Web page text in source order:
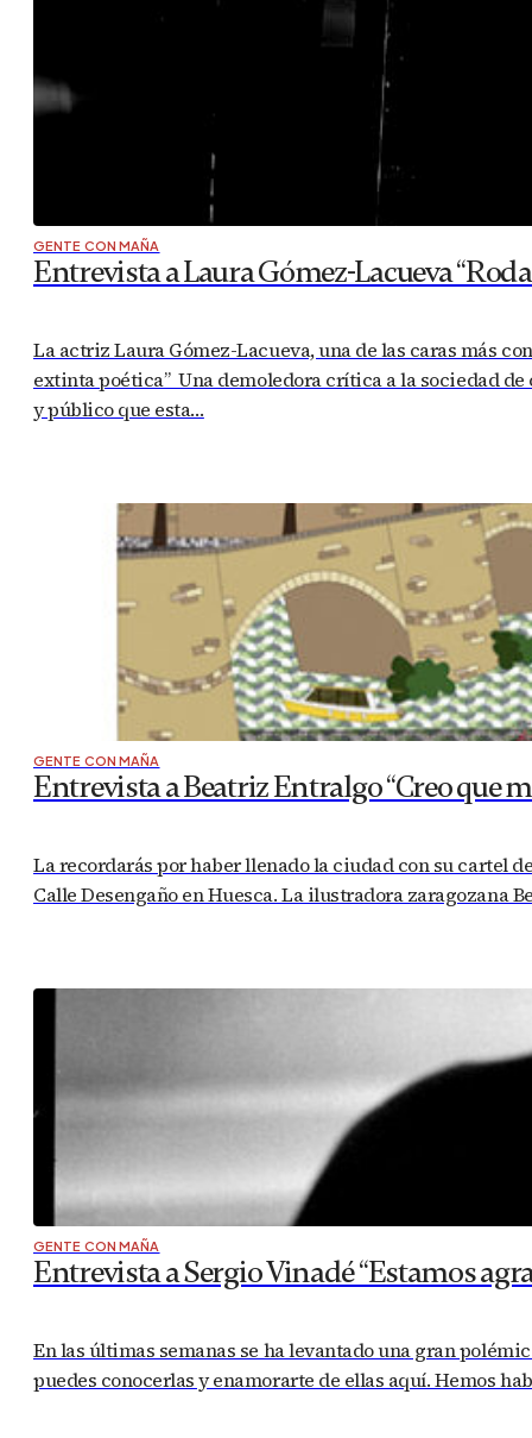
GENTE CON MAÑA
Entrevista a Laura Gómez-Lacueva
La actriz Laura Gómez-Lacueva, una de las caras más
extinta poética” Una demoledora crítica a la sociedad
y público que esta…
GENTE CON MAÑA
Entrevista a Beatriz Entralgo “Creo que
La recordarás por haber llenado la ciudad con su cartel
Calle Desengaño en Huesca. La ilustradora zaragozana
GENTE CON MAÑA
Entrevista a Sergio Vinadé “Estamos
En las últimas semanas se ha levantado una gran
puedes conocerlas y enamorarte de ellas aquí. Hemos